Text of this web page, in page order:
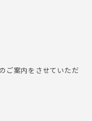
ご案内をさせていただ